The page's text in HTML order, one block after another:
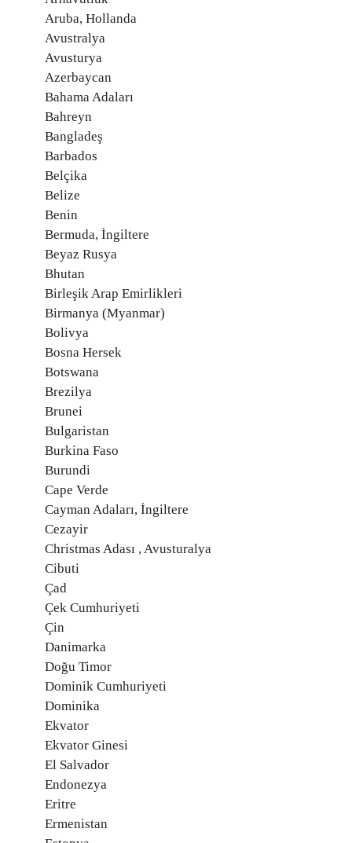
Aruba, Hollanda
Avustralya
Avusturya
Azerbaycan
Bahama Adaları
Bahreyn
Bangladeş
Barbados
Belçika
Belize
Benin
Bermuda, İngiltere
Beyaz Rusya
Bhutan
Birleşik Arap Emirlikleri
Birmanya (Myanmar)
Bolivya
Bosna Hersek
Botswana
Brezilya
Brunei
Bulgaristan
Burkina Faso
Burundi
Cape Verde
Cayman Adaları, İngiltere
Cezayir
Christmas Adası , Avusturalya
Cibuti
Çad
Çek Cumhuriyeti
Çin
Danimarka
Doğu Timor
Dominik Cumhuriyeti
Dominika
Ekvator
Ekvator Ginesi
El Salvador
Endonezya
Eritre
Ermenistan